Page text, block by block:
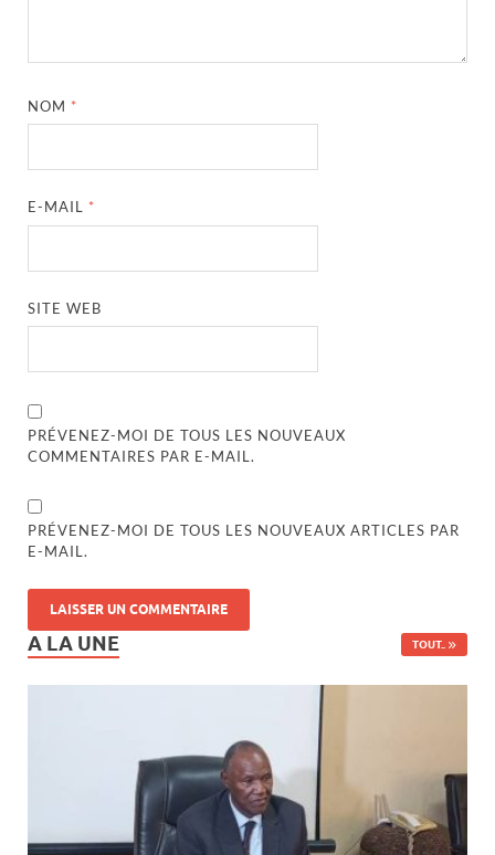
NOM *
E-MAIL *
SITE WEB
PRÉVENEZ-MOI DE TOUS LES NOUVEAUX
COMMENTAIRES PAR E-MAIL.
PRÉVENEZ-MOI DE TOUS LES NOUVEAUX ARTICLES PAR
E-MAIL.
A LA UNE TOUT..